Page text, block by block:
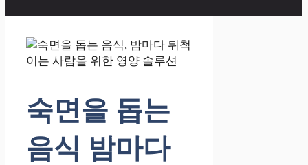
숙면을 돕는
음식 밤마다